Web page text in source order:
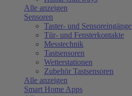
Alle anzeigen
Sensoren
Taster- und Sensoreingänge
Tür- und Fensterkontakte
Messtechnik
Tastsensoren
Wetterstationen
Zubehör Tastsensoren
Alle anzeigen
Smart Home Apps